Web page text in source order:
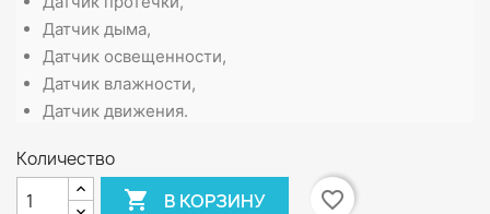
Датчик дыма,
Датчик освещенности,
Датчик влажности,
Датчик движения.
Количество
 В КОРЗИНУ favorite_border